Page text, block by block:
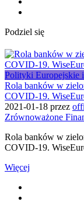
Podziel się
Polityki Europejskie
Rola banków w
COVID-19.
2021-01-18 przez
Zrównoważone
Rola banków w
COVID-19.
Więcej